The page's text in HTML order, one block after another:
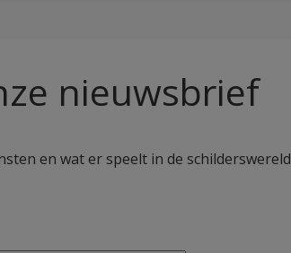
nieuwsbrief
en wat er speelt in de schilderswereld